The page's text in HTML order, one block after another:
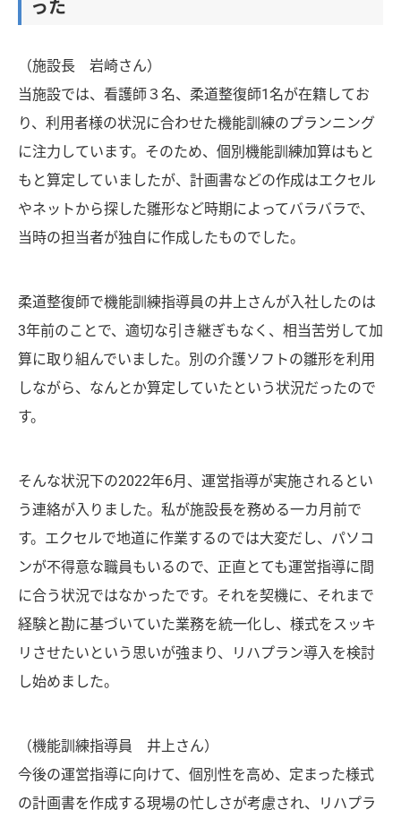
った
（施設長 岩崎さん）
当施設では、看護師３名、柔道整復師1名が在籍してお
り、利用者様の状況に合わせた機能訓練のプランニング
に注力しています。そのため、個別機能訓練加算はもと
もと算定していましたが、計画書などの作成はエクセル
やネットから探した雛形など時期によってバラバラで、
当時の担当者が独自に作成したものでした。
柔道整復師で機能訓練指導員の井上さんが入社したのは
3年前のことで、適切な引き継ぎもなく、相当苦労して加
算に取り組んでいました。別の介護ソフトの雛形を利用
しながら、なんとか算定していたという状況だったので
す。
そんな状況下の2022年6月、運営指導が実施されるとい
う連絡が入りました。私が施設長を務める一カ月前で
す。エクセルで地道に作業するのでは大変だし、パソコ
ンが不得意な職員もいるので、正直とても運営指導に間
に合う状況ではなかったです。それを契機に、それまで
経験と勘に基づいていた業務を統一化し、様式をスッキ
リさせたいという思いが強まり、リハプラン導入を検討
し始めました。
（機能訓練指導員 井上さん）
今後の運営指導に向けて、個別性を高め、定まった様式
の計画書を作成する現場の忙しさが考慮され、リハプラ